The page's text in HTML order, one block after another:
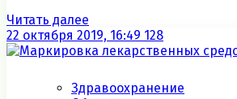
Читать далее
22 октября 2019, 16:49 128
Здравоохранение